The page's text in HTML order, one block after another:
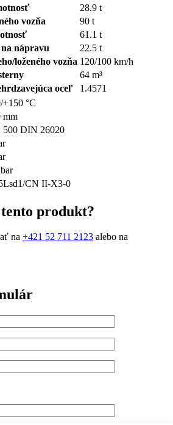
28.9 t
vozňa
90 t
61.1 t
nápravu
22.5 t
loženého vozňa 120/100 km/h
64 m³
oceľ
1.4571
+150 °C
mm
500 DIN 26020
CN II-X3-0
produkt?
na +421 52 711 2123 alebo na